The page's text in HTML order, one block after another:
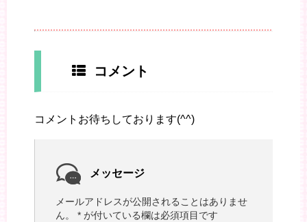
コメント
コメントお待ちしております(^^)
メッセージ
メールアドレスが公開されることはありませ
ん。
* が付いている欄は必須項目です